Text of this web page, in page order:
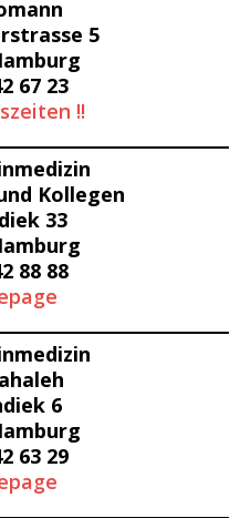
5
67 23
!!
Kollegen
33
88 88
6
63 29